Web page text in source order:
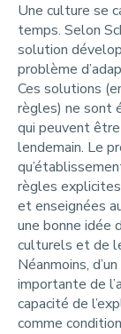
Une culture se
temps. Selon
solution
problème
Ces solutions
règles) ne sont
qui peuvent
lendemain. Le
règles
et enseignées
une bonne idée
culturels et de
Néanmoins,
importante de
capacité de
comme